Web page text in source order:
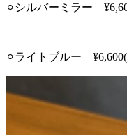
⚪︎シルバーミラー
⚪︎ライトブルー